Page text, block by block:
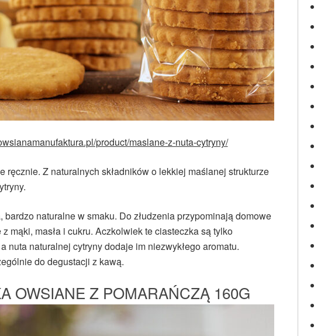
product/maslane-z-nuta-cytryny/
ręcznie. Z naturalnych składników o lekkiej maślanej strukturze
bardzo naturalne w smaku. Do złudzenia przypominają domowe
mąki, masła i cukru. Aczkolwiek te ciasteczka są tylko
nuta naturalnej cytryny dodaje im niezwykłego aromatu.
do degustacji z kawą.
OWSIANE Z POMARAŃCZĄ 160G